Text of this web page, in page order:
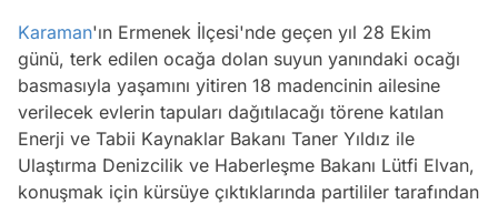
Karaman'ın Ermenek İlçesi'nde geçen yıl 28 Ekim
günü, terk edilen ocağa dolan suyun yanındaki ocağı
basmasıyla yaşamını yitiren 18 madencinin ailesine
verilecek evlerin tapuları dağıtılacağı törene katılan
Enerji ve Tabii Kaynaklar Bakanı Taner Yıldız ile
Ulaştırma Denizcilik ve Haberleşme Bakanı Lütfi Elvan,
konuşmak için kürsüye çıktıklarında partililer tarafından